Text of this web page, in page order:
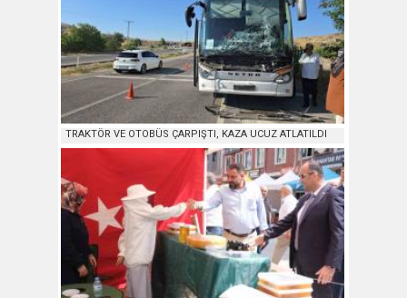
TRAKTÖR VE OTOBÜS ÇARPIŞTI, KAZA UCUZ ATLATILDI